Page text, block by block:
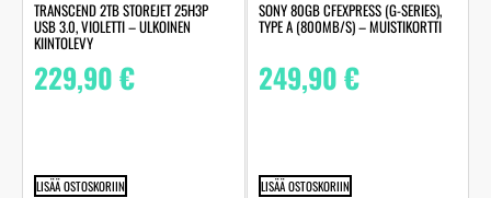
TRANSCEND 2TB STOREJET 25H3P
USB 3.0, VIOLETTI – ULKOINEN
KIINTOLEVY
229,90€
LISÄÄ OSTOSKORIIN
SONY 80GB CFEXPRESS (G-SERIES),
TYPE A (800MB/S) – MUISTIKORTTI
249,90€
LISÄÄ OSTOSKORIIN